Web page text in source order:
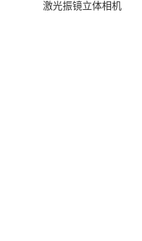
激光振镜立体相机